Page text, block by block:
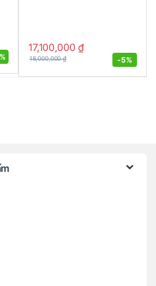
17,100,000₫
18,000,000₫ -5%